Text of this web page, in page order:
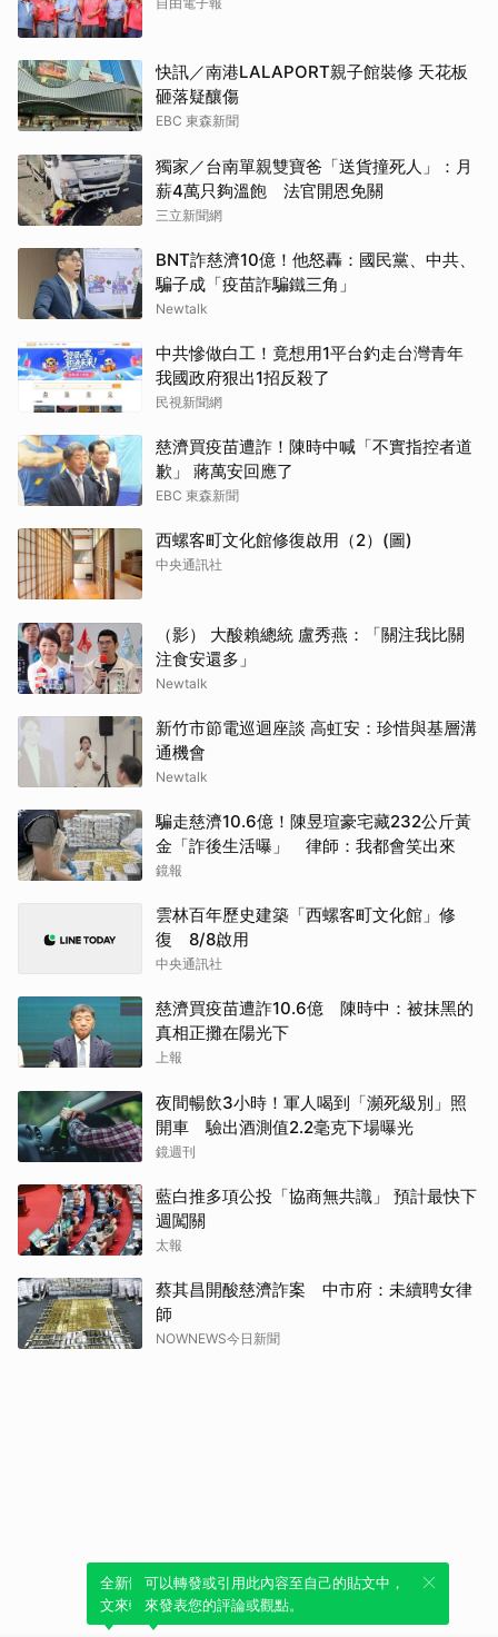
快訊／南港LALAPORT親子館裝修 天花板
砸落疑釀傷
EBC 東森新聞
獨家／台南單親雙寶爸「送貨撞死人」：月
薪4萬只夠溫飽 法官開恩免關
三立新聞網
BNT詐慈濟10億！他怒轟：國民黨、中共、
騙子成「疫苗詐騙鐵三角」
Newtalk
中共慘做白工！竟想用1平台釣走台灣青年
我國政府狠出1招反殺了
民視新聞網
慈濟買疫苗遭詐！陳時中喊「不實指控者道
歉」 蔣萬安回應了
EBC 東森新聞
西螺客町文化館修復啟用（2）(圖)
中央通訊社
（影） 大酸賴總統 盧秀燕：「關注我比關
注食安還多」
Newtalk
新竹市節電巡迴座談 高虹安：珍惜與基層溝
通機會
Newtalk
騙走慈濟10.6億！陳昱瑄豪宅藏232公斤黃
金「詐後生活曝」 律師：我都會笑出來
鏡報
雲林百年歷史建築「西螺客町文化館」修
復 8/8啟用
中央通訊社
慈濟買疫苗遭詐10.6億 陳時中：被抹黑的
真相正攤在陽光下
上報
夜間暢飲3小時！軍人喝到「瀕死級別」照
開車 驗出酒測值2.2毫克下場曝光
鏡週刊
藍白推多項公投「協商無共識」 預計最快下
週闖關
太報
蔡其昌開酸慈濟詐案 中市府：未續聘女律
師
NOWNEWS今日新聞
全新體驗！一鍵引用此內容，透過發布貼
文來輕鬆表達個人立場。
可以轉發或引用此內容至自己的貼文中，
來發表您的評論或觀點。